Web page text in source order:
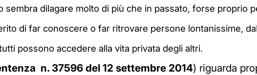
dilagare molto di più che in passato, forse proprio
di far conoscere o far ritrovare persone lontanissime,
possono accedere alla vita privata degli altri.
n. 37596 del 12 settembre 2014) riguarda